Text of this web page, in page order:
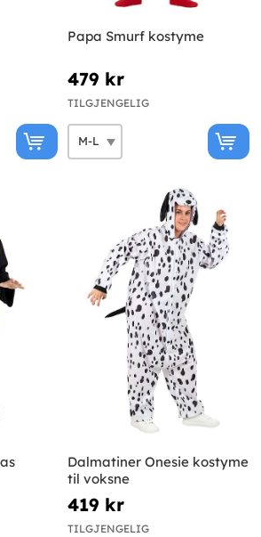
Papa Smurf kostyme
479 kr
TILGJENGELIG
Dalmatiner Onesie kostyme
til voksne
419 kr
TILGJENGELIG